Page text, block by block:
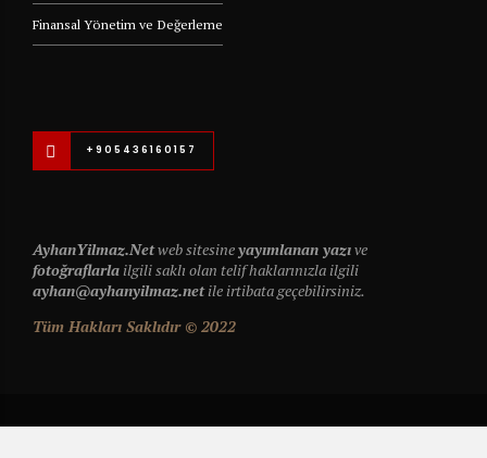
Finansal Yönetim ve Değerleme
+905436160157
AyhanYilmaz.Netweb sitesineyayımlanan yazıve
fotoğraflarla ilgili saklı olan telif haklarınızla ilgili
ayhan@ayhanyilmaz.netile irtibata geçebilirsiniz.
Tüm Hakları Saklıdır © 2022